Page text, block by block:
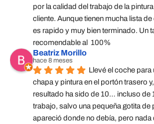
por la calidad del trabajo de la
cliente. Aunque tienen mucha lista
es rapido y muy bien terminado. Un
recomendable al  100%
Beatriz Morillo
hace 8 meses
Llevé el coche para
chapa y pintura en el portón trasero
resultado ha sido de 10… incluso de
trabajo, salvo una pequeña gotita de
apareció donde no debía, pero nada